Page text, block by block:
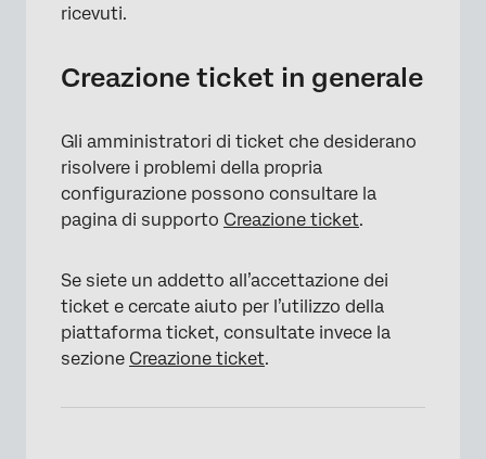
×
ricevuti.
Creazione ticket in generale
Gli amministratori di ticket che desiderano
risolvere i problemi della propria
configurazione possono consultare la
pagina di supporto Creazione ticket.
Se siete un addetto all’accettazione dei
ticket e cercate aiuto per l’utilizzo della
piattaforma ticket, consultate invece la
sezione Creazione ticket.